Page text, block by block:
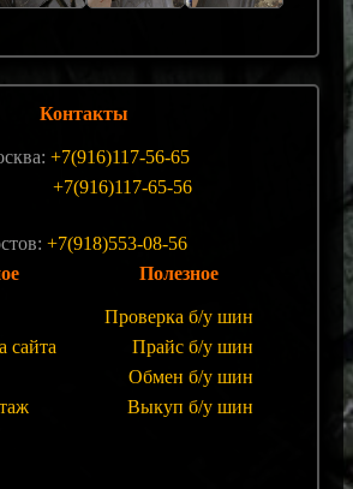
Контакты
+7(916)117-56-65
+7(916)117-65-56
+7(918)553-08-56
сайта
Полезное
Проверка б/у шин
Прайс б/у шин
Обмен б/у шин
Выкуп б/у шин